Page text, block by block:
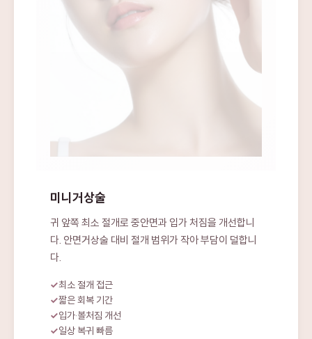
미니거상술
귀 앞쪽 최소 절개로 중안면과 입가 처짐을 개선합니
다. 안면거상술 대비 절개 범위가 작아 부담이 덜합니
다.
최소 절개 접근
짧은 회복 기간
입가·볼처짐 개선
일상 복귀 빠름